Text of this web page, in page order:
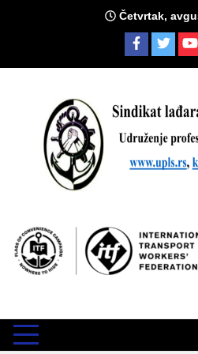
Četvrtak,
lađara i